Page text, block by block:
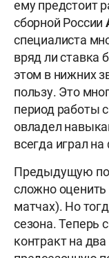
ему предстоит
сборной России
специалиста
вряд ли ставка
этом в нижних
пользу. Это
период работы с
овладел
всегда играл на
Предыдущую
сложно оценить
матчах). Но
сезона. Теперь
контракт на